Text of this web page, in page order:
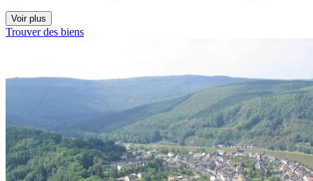
Voir plus
Trouver des biens